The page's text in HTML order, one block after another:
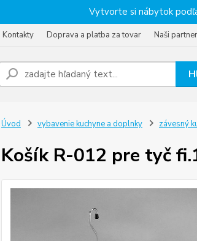
Vytvorte si nábytok
Kontakty Doprava a platba za tovar Naši
Úvod vybavenie kuchyne a doplnky závesný
Košík R-012 pre tyč